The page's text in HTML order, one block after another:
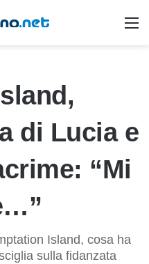
di Lucia e
“Mi
Island, cosa ha
sulla fidanzata